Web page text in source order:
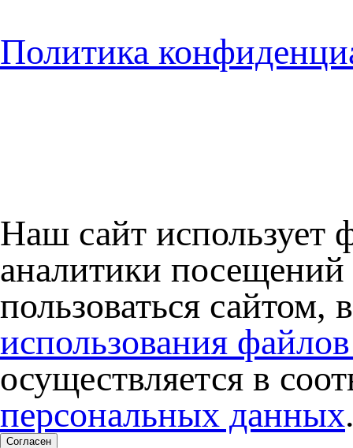
Политика
Наш сайт использует
аналитики
пользоваться
использования
осуществляется в
персональных данных
Согласен